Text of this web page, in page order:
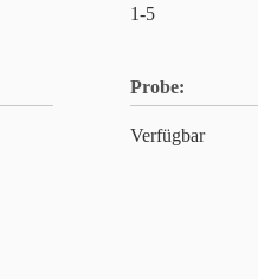
1-5
Probe:
Verfügbar